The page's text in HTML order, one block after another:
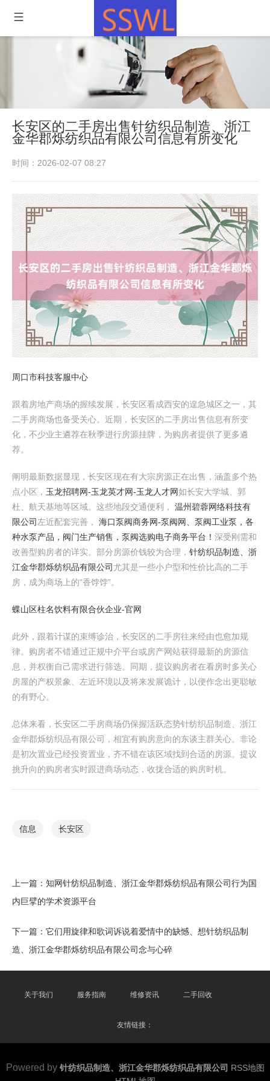
长安区的二手房出售针纺织品制造、浙江
金华郡烁纺织品有限公司信息有所变化
时间：2026-02-07 08:27
周口市科技客服中心
跟着房地产商场的握续发展，长安区看成西安的遑急城区之一，其
二手房商场也备受关心。近期，长安区的二手房出售信息有所变
化，不少业主遴荐在秋季进行房源挂牌，为购房者提供了更多遴
荐。
阐明最新数据显现，长安区现在有大宗房源正在出售，涵盖多个热
点小区， 玉龙招聘网-玉龙英才网-玉龙人才网如长安大学城、郭
杜、航天基地等区域。这些地段交通便利， 温州碧蓉网络科技有
限公司 左近配套完善， 海口泵阀商务网-泵阀网、泵阀工业泵，各
种水泵产品，阀门生产销售，泵阀选购电子商务平台！ 深受刚需和
改善型购房者的详实。部分房源价钱较为合理， 针纺织品制造、浙
江金华郡烁纺织品有限公司 尤其是一些小户型和性价比高的二手
房，成为商场上的“香饽饽”。
蝶山区柱名饮料有限合伙企业-官网
此外，跟着计谋的束缚诊治，长安区的二手房往来经由也愈加规
律。购房者不错通过正规中介平台或房产网站获得最新的房源信
息，并权衡自己需求进行筛选。同期，提议购房者在看房时多关心
房屋的产权景象、左近环境以及将来发展诡计，以便作念出更聪敏
的有野心。
总体来看，长安区二手房商场仍保握活跃态势针纺织品制造、浙江
金华郡烁纺织品有限公司，相宜有购房意向的东谈主群关心。非论
是初次置业已经投资置业，齐不错在该区域找到合适的房源。提议
挑升向的购房者实时跟进商场动态，收拢合适的购房时机。
信息 长安区
上一篇： 知网针纺织品制造、浙江金华郡烁纺织品有限公司行为国
内巨擘的学术资源平台
下一篇： 它们用旋律和歌词诉说着爱情中的缺憾、想针纺织品制
造、浙江金华郡烁纺织品有限公司念与心碎
关于我们 服务指南 维修资讯 二手回收
友情链接：
Powered by 针纺织品制造、浙江金华郡烁纺织品有限公司 RSS地图